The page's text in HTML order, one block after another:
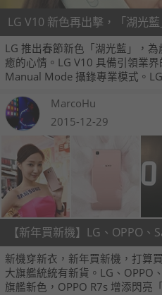
LG V10 新色再出擊，「湖光
LG 推出春節新色「湖光藍」，
癒的心情。LG V10 具備引領業
Manual Mode 攝錄專業模式。
電池充電組」。
MarcoHu
2015-12-29
【新年買新機】LG、OPPO
新機穿新衣，新年買新機，打算
大旗艦統統有新貨。LG、OPPO
旗艦新色，OPPO R7s 增添閃亮